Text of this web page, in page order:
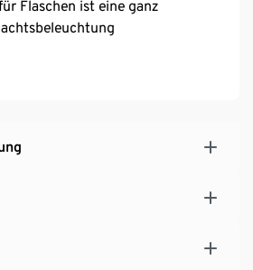
Flaschen ist eine ganz
automatisches Abschalten nach
Wiedereinschalten